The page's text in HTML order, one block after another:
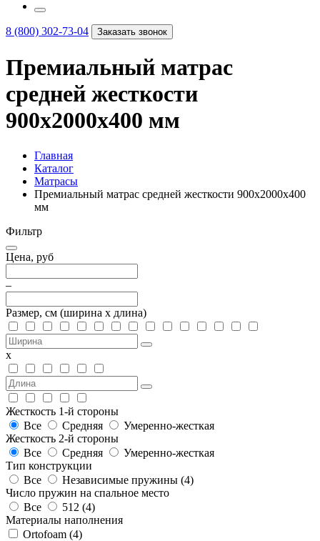
8 (800) 302-73-04 Заказать звонок
Премиальный матрас
средней жесткости
900х2000х400 мм
Главная
Каталог
Матрасы
Премиальный матрас средней жесткости 900х2000х400
мм
Фильтр
Цена, руб
–
Размер, см (ширина х длина)
х
Жесткость 1-й стороны
Все
Средняя
Умеренно-жесткая
Жесткость 2-й стороны
Все
Средняя
Умеренно-жесткая
Тип конструкции
Все
Независимые пружины (4)
Число пружин на спальное место
Все
512 (4)
Материалы наполнения
Ortofoam (4)